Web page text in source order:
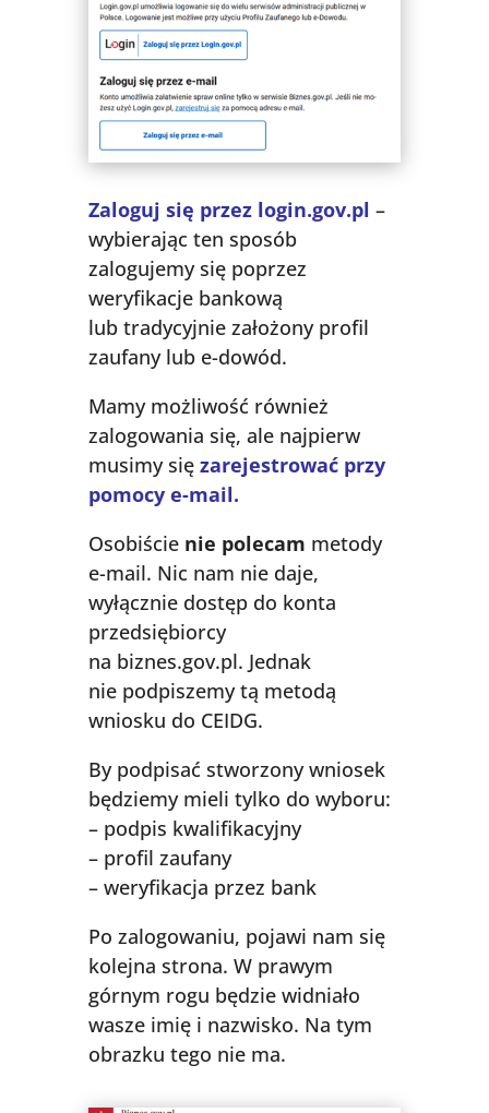
Zaloguj się przez login.gov.pl –
wybierając ten sposób
zalogujemy się poprzez
weryfikacje bankową
lub tradycyjnie założony profil
zaufany lub e-dowód.
Mamy możliwość również
zalogowania się, ale najpierw
musimy sięzarejestrować przy
pomocy e-mail.
Osobiście nie polecam metody
e-mail. Nic nam nie daje,
wyłącznie dostęp do konta
przedsiębiorcy
na biznes.gov.pl. Jednak
nie podpiszemy tą metodą
wniosku do CEIDG.
By podpisać stworzony wniosek
będziemy mieli tylko do wyboru:
– podpis kwalifikacyjny
– profil zaufany
– weryfikacja przez bank
Po zalogowaniu, pojawi nam się
kolejna strona. W prawym
górnym rogu będzie widniało
wasze imię i nazwisko. Na tym
obrazku tego nie ma.